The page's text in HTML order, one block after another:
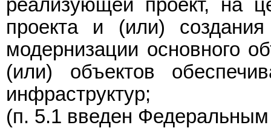
реализующей проект, на
проекта и (или) создания
модернизации основного
(или) объектов
инфраструктур;
(п. 5.1 введен